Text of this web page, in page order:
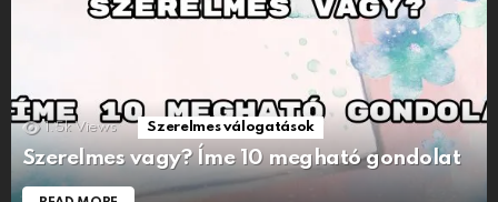
1.5k Views Szerelmes válogatások
Szerelmes vagy? Íme 10 megható gondolat